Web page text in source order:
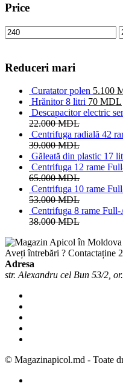
Price
Reduceri mari
Curatator polen 5.100
Hrănitor 8 litri 70 MDL
Descapacitor electric
22.000MDL
Centrifuga radială 42
39.000MDL
Găleată din plastic 17
Centrifuga 12 rame
65.000MDL
Centrifuga 10 rame
53.000MDL
Centrifuga 8 rame
38.000MDL
Aveți întrebări ? Contactaține
Adresa
str. Alexandru cel Bun 53/2,
© Magazinapicol.md - Toate